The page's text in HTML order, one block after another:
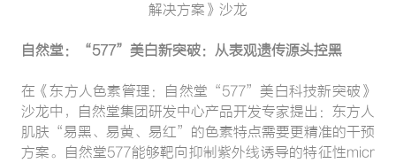
解决方案》沙龙
自然堂：“577”美白新突破：从表观遗传源头控黑
在《东方人色素管理：自然堂“577”美白科技新突破》
沙龙中，自然堂集团研发中心产品开发专家提出：东方人
肌肤“易黑、易黄、易红”的色素特点需要更精准的干预
方案。自然堂577能够靶向抑制紫外线诱导的特征性micr